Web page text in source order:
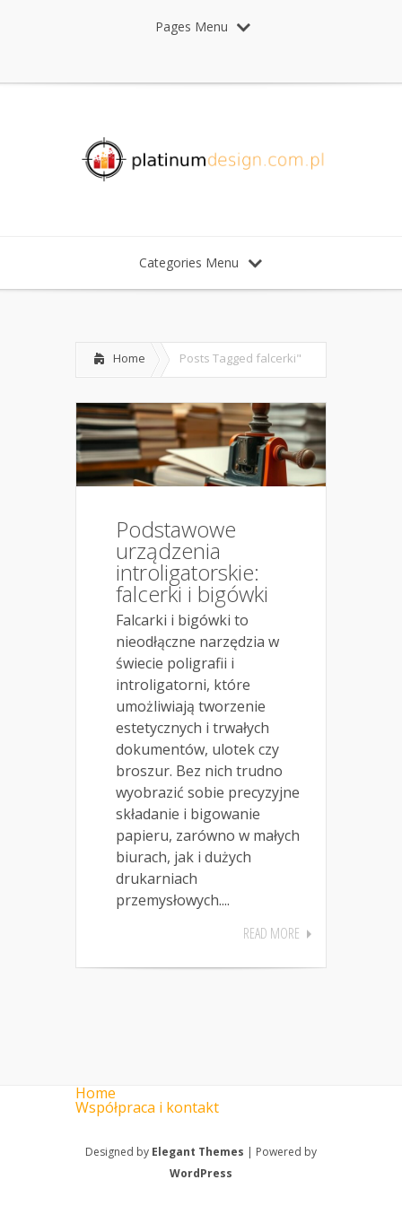
Pages Menu
Categories Menu
Home Posts Tagged falcerki"
Podstawowe
urządzenia
introligatorskie:
falcerki i bigówki
Falcarki i bigówki to
nieodłączne narzędzia w
świecie poligrafii i
introligatorni, które
umożliwiają tworzenie
estetycznych i trwałych
dokumentów, ulotek czy
broszur. Bez nich trudno
wyobrazić sobie precyzyjne
składanie i bigowanie
papieru, zarówno w małych
biurach, jak i dużych
drukarniach
przemysłowych....
READ MORE
Home
Współpraca i kontakt
Designed by Elegant Themes | Powered by
WordPress